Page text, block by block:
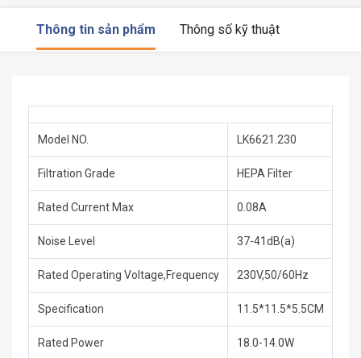
Thông tin sản phẩm Thông số kỹ thuật
Model NO. LK6621.230
Filtration Grade HEPA Filter
Rated Current Max 0.08A
Noise Level 37-41dB(a)
Rated Operating Voltage,Frequency 230V,50/60Hz
Specification 11.5*11.5*5.5CM
Rated Power 18.0-14.0W